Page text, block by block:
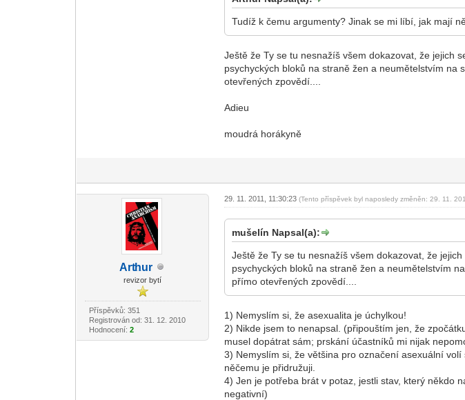
Tudíž k čemu argumenty? Jinak se mi líbí, jak mají
Ještě že Ty se tu nesnažíš všem dokazovat, že jejich
psychyckých bloků na straně žen a neumětelstvím
otevřených zpovědí....
Adieu
moudrá horákyně
Arthur
revizor bytí
Příspěvků: 351
Registrován od: 31. 12. 2010
Hodnocení: 2
29. 11. 2011, 11:30:23(Tento příspěvek byl naposledy změněn: 29. 11.
mušelín Napsal(a):
Ještě že Ty se tu nesnažíš všem dokazovat, že
psychyckých bloků na straně žen a neumětelstvím
přímo otevřených zpovědí....
1) Nemyslím si, že asexualita je úchylkou!
2) Nikde jsem to nenapsal. (připouštím jen, že
musel dopátrat sám; prskání účastníků mi nijak
3) Nemyslím si, že většina pro označení asexuální
něčemu je přidružuji.
4) Jen je potřeba brát v potaz, jestli stav, který někdo
negativní)